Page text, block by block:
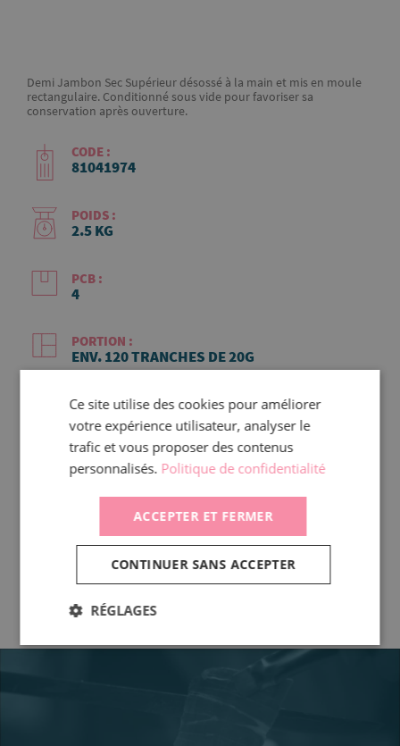
Demi Jambon Sec Supérieur désossé à la main et mis en moule
rectangulaire. Conditionné sous vide pour favoriser sa
conservation après ouverture.
CODE :
81041974
POIDS :
2.5 KG
PCB :
4
PORTION :
ENV. 120 TRANCHES DE 20G
DLR :
60 JOURS
CONSERVATION :
+8°C MAXIMUM
REMISE EN OEUVRE :
A TRANCHER.
Ce site utilise des cookies pour améliorer
votre expérience utilisateur, analyser le
trafic et vous proposer des contenus
personnalisés. Politique de confidentialité
ACCEPTER ET FERMER
CONTINUER SANS ACCEPTER
RÉGLAGES